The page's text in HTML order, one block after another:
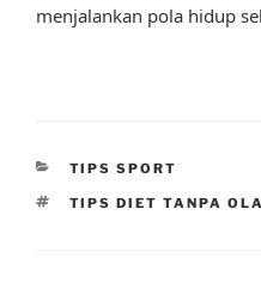
menjalankan pola hidup
CATEGORIES
TIPS SPORT
TAGS
TIPS DIET TANPA